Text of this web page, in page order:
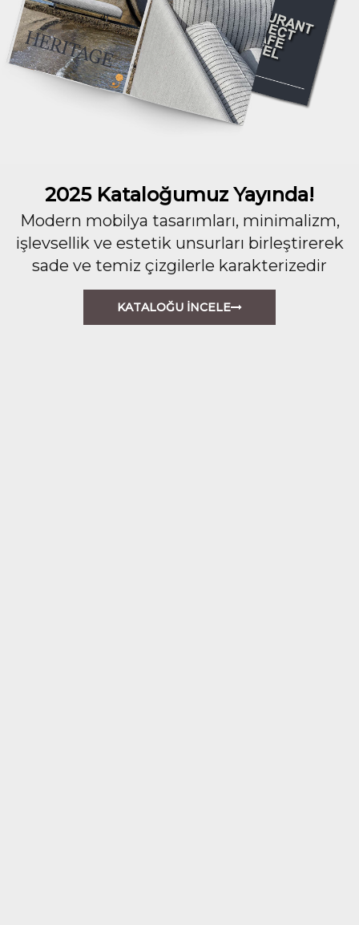
2025 Kataloğumuz Yayında!
Modern mobilya tasarımları, minimalizm,
işlevsellik ve estetik unsurları birleştirerek
sade ve temiz çizgilerle karakterizedir
KATALOĞU İNCELE